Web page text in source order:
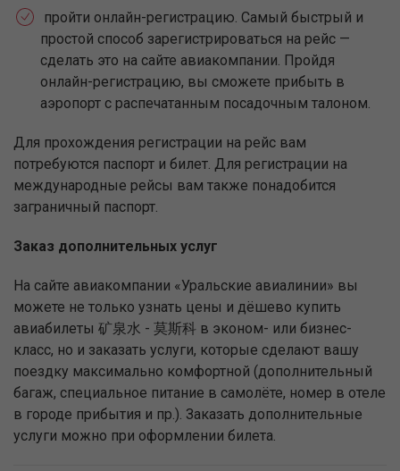
пройти онлайн-регистрацию. Самый быстрый и
простой способ зарегистрироваться на рейс —
сделать это на сайте авиакомпании. Пройдя
онлайн-регистрацию, вы сможете прибыть в
аэропорт с распечатанным посадочным талоном.
Для прохождения регистрации на рейс вам
потребуются паспорт и билет. Для регистрации на
международные рейсы вам также понадобится
заграничный паспорт.
Заказ дополнительных услуг
На сайте авиакомпании «Уральские авиалинии» вы
можете не только узнать цены и дёшево купить
авиабилеты 矿泉水 - 莫斯科 в эконом- или бизнес-
класс, но и заказать услуги, которые сделают вашу
поездку максимально комфортной (дополнительный
багаж, специальное питание в самолёте, номер в отеле
в городе прибытия и пр.). Заказать дополнительные
услуги можно при оформлении билета.